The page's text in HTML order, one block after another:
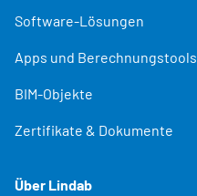
Software-Lösungen
Apps und Berechnungstools
BIM-Objekte
Zertifikate & Dokumente
Über Lindab